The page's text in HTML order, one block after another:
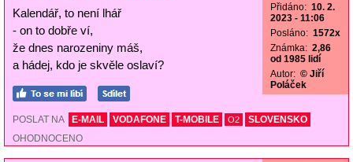
Kalendář, to není lhář
- on to dobře ví,
že dnes narozeniny máš,
a hádej, kdo je skvěle oslaví?
Přidáno: 10. 2.
2023 - 11:06
Posláno: 1572x
Známka: 2,86
od 1985 lidí
Autor: © Jiří
Poláček
POSLAT NA E-MAIL VODAFONE T-MOBILE O2
SLOVENSKO
OHODNOCENO